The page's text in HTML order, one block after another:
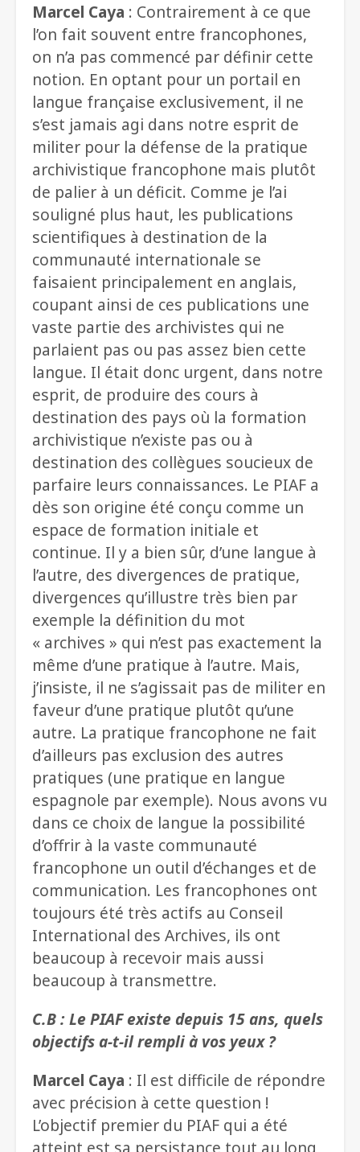
Marcel Caya : Contrairement à ce que
l’on fait souvent entre francophones,
on n’a pas commencé par définir cette
notion. En optant pour un portail en
langue française exclusivement, il ne
s’est jamais agi dans notre esprit de
militer pour la défense de la pratique
archivistique francophone mais plutôt
de palier à un déficit. Comme je l’ai
souligné plus haut, les publications
scientifiques à destination de la
communauté internationale se
faisaient principalement en anglais,
coupant ainsi de ces publications une
vaste partie des archivistes qui ne
parlaient pas ou pas assez bien cette
langue. Il était donc urgent, dans notre
esprit, de produire des cours à
destination des pays où la formation
archivistique n’existe pas ou à
destination des collègues soucieux de
parfaire leurs connaissances. Le PIAF a
dès son origine été conçu comme un
espace de formation initiale et
continue. Il y a bien sûr, d’une langue à
l’autre, des divergences de pratique,
divergences qu’illustre très bien par
exemple la définition du mot
« archives » qui n’est pas exactement la
même d’une pratique à l’autre. Mais,
j’insiste, il ne s’agissait pas de militer en
faveur d’une pratique plutôt qu’une
autre. La pratique francophone ne fait
d’ailleurs pas exclusion des autres
pratiques (une pratique en langue
espagnole par exemple). Nous avons vu
dans ce choix de langue la possibilité
d’offrir à la vaste communauté
francophone un outil d’échanges et de
communication. Les francophones ont
toujours été très actifs au Conseil
International des Archives, ils ont
beaucoup à recevoir mais aussi
beaucoup à transmettre.
C.B : Le PIAF existe depuis 15 ans, quels
objectifs a-t-il rempli à vos yeux ?
Marcel Caya : Il est difficile de répondre
avec précision à cette question !
L’objectif premier du PIAF qui a été